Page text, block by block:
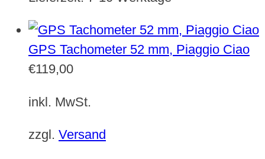
GPS Tachometer 52 mm, Piaggio Ciao
€119,00
inkl. MwSt.
zzgl. Versand